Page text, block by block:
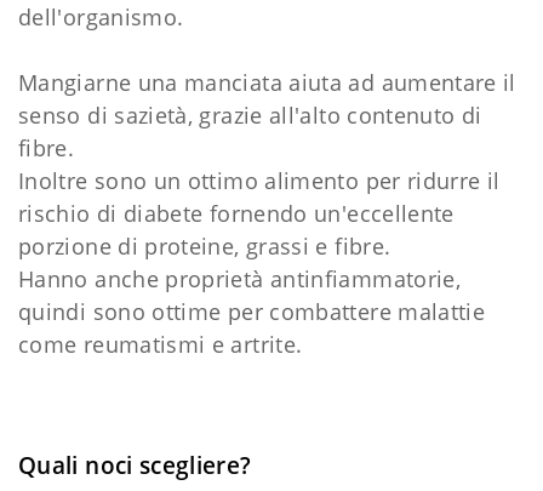
dell'organismo.
Mangiarne una manciata aiuta ad aumentare il
senso di sazietà, grazie all'alto contenuto di
fibre.
Inoltre sono un ottimo alimento per ridurre il
rischio di diabete fornendo un'eccellente
porzione di proteine, grassi e fibre.
Hanno anche proprietà antinfiammatorie,
quindi sono ottime per combattere malattie
come reumatismi e artrite.
Quali noci scegliere?